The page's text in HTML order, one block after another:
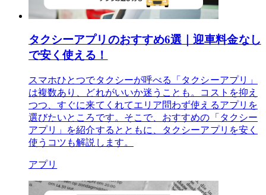
タクシーアプリのおすすめ6選｜迎車料金なし
で安く使える！
スマホひとつでタクシーが呼べる「タクシーアプリ」
は複数あり、どれがいいか迷うことも。コストを抑え
つつ、すぐに来てくれてエリア問わず使えるアプリを
選びたいところです。そこで、おすすめの「タクシー
アプリ」を紹介するとともに、タクシーアプリを安く
使うコツも解説します。
アプリ